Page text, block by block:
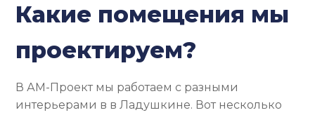
Какие помещения мы
проектируем?
В АМ-Проект мы работаем с разными
интерьерами в в Ладушкине. Вот несколько